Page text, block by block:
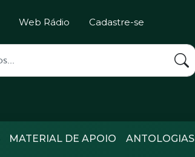
Web Rádio Cadastre-se
MATERIAL DE APOIO ANTOLOGIAS